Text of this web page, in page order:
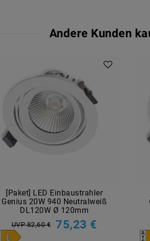
Andere Kunden
[Paket] LED Einbaustrahler
Genius 20W 940 Neutralweiß
DL120W Ø 120mm
UVP 82,60 € 75,23 €